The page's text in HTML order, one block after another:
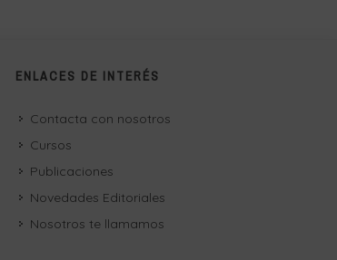
ENLACES DE INTERÉS
Contacta con nosotros
Cursos
Publicaciones
Novedades Editoriales
Nosotros te llamamos